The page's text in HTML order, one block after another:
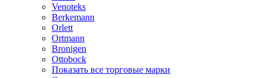
Venoteks
Berkemann
Orlett
Ortmann
Bronigen
Ottobock
Показать все торговые марки